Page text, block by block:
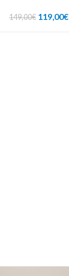
149,00€ 119,00€